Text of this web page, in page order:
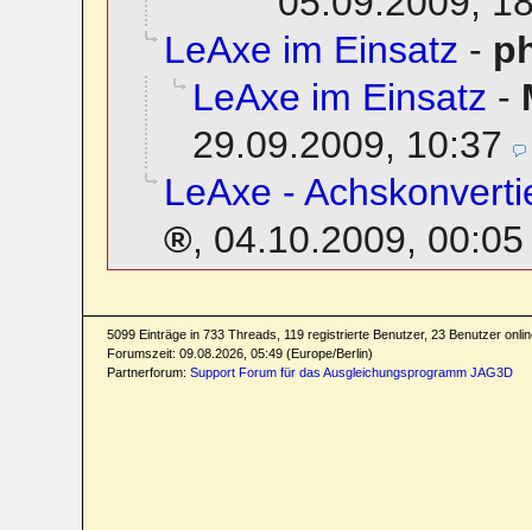
LeAxe im Einsatz -
LeAxe im Einsatz -
29.09.2009, 10:37
LeAxe -
, 04.10.2009, 00:05
5099 Einträge in 733 Threads, 119 registrierte Benutzer, 23 Benutzer
Forumszeit: 09.08.2026, 05:49 (Europe/Berlin)
Partnerforum: Support Forum für das Ausgleichungsprogramm JAG3D